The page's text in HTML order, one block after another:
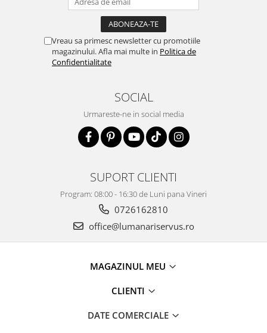
Vreau sa primesc newsletter cu promotiile
magazinului. Afla mai multe in Politica de
Confidentialitate
SOCIAL
Urmareste-ne in social media
SUPORT CLIENTI
Program: 08:00 - 16:30 de Luni pana Vineri
0726162810
office@lumanariservus.ro
MAGAZINUL MEU
CLIENTI
DATE COMERCIALE